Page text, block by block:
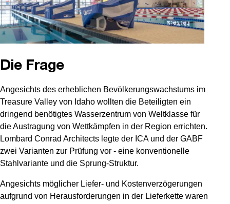
Die Frage
Angesichts des erheblichen Bevölkerungswachstums im
Treasure Valley von Idaho wollten die Beteiligten ein
dringend benötigtes Wasserzentrum von Weltklasse für
die Austragung von Wettkämpfen in der Region errichten.
Lombard Conrad Architects legte der ICA und der GABF
zwei Varianten zur Prüfung vor - eine konventionelle
Stahlvariante und die Sprung-Struktur.
Angesichts möglicher Liefer- und Kostenverzögerungen
aufgrund von Herausforderungen in der Lieferkette waren